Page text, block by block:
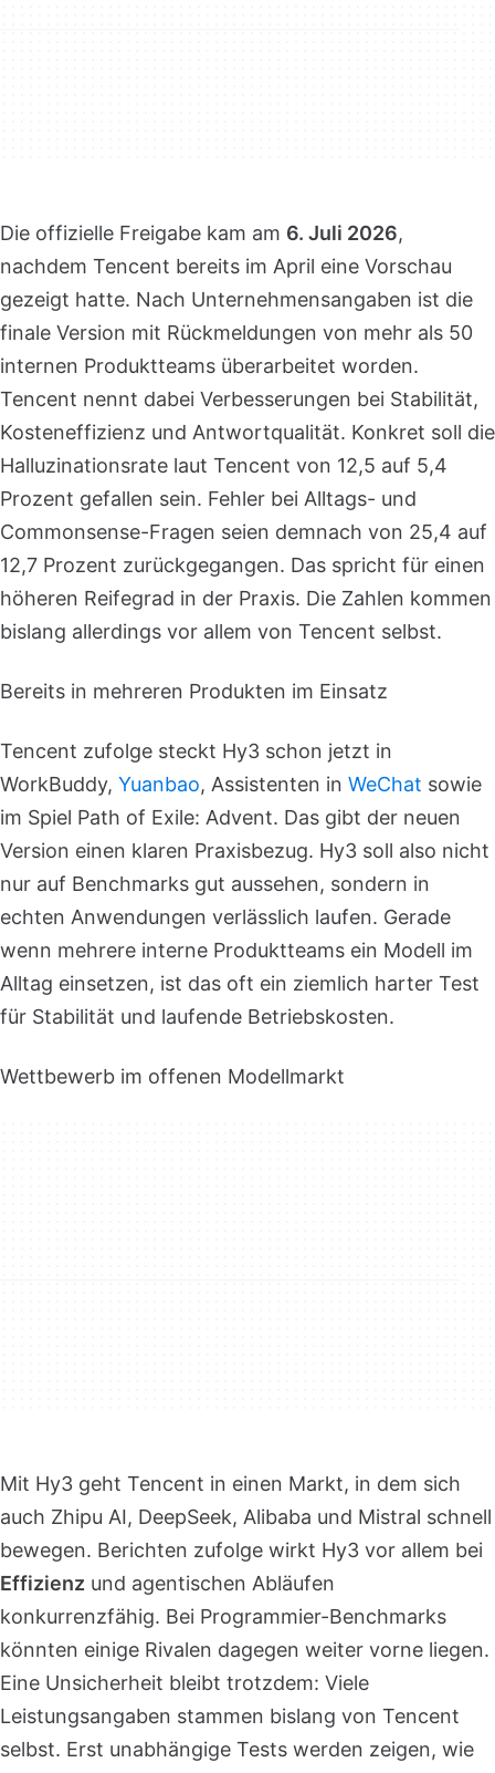
Die offizielle Freigabe kam am 6. Juli 2026,
nachdem Tencent bereits im April eine Vorschau
gezeigt hatte. Nach Unternehmensangaben ist die
finale Version mit Rückmeldungen von mehr als 50
internen Produktteams überarbeitet worden.
Tencent nennt dabei Verbesserungen bei Stabilität,
Kosteneffizienz und Antwortqualität. Konkret soll die
Halluzinationsrate laut Tencent von 12,5 auf 5,4
Prozent gefallen sein. Fehler bei Alltags- und
Commonsense-Fragen seien demnach von 25,4 auf
12,7 Prozent zurückgegangen. Das spricht für einen
höheren Reifegrad in der Praxis. Die Zahlen kommen
bislang allerdings vor allem von Tencent selbst.
Bereits in mehreren Produkten im Einsatz
Tencent zufolge steckt Hy3 schon jetzt in
WorkBuddy, Yuanbao, Assistenten in WeChat sowie
im Spiel Path of Exile: Advent. Das gibt der neuen
Version einen klaren Praxisbezug. Hy3 soll also nicht
nur auf Benchmarks gut aussehen, sondern in
echten Anwendungen verlässlich laufen. Gerade
wenn mehrere interne Produktteams ein Modell im
Alltag einsetzen, ist das oft ein ziemlich harter Test
für Stabilität und laufende Betriebskosten.
Wettbewerb im offenen Modellmarkt
Mit Hy3 geht Tencent in einen Markt, in dem sich
auch Zhipu AI, DeepSeek, Alibaba und Mistral schnell
bewegen. Berichten zufolge wirkt Hy3 vor allem bei
Effizienz und agentischen Abläufen
konkurrenzfähig. Bei Programmier-Benchmarks
könnten einige Rivalen dagegen weiter vorne liegen.
Eine Unsicherheit bleibt trotzdem: Viele
Leistungsangaben stammen bislang von Tencent
selbst. Erst unabhängige Tests werden zeigen, wie